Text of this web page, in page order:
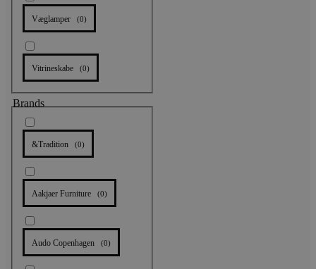
Væglamper (0)
Vitrineskabe (0)
Brands
&Tradition (0)
Aakjaer Furniture (0)
Audo Copenhagen (0)